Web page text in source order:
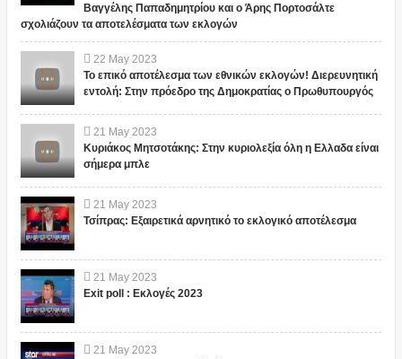
Βαγγέλης Παπαδημητρίου και ο Άρης Πορτοσάλτε
σχολιάζουν τα αποτελέσματα των εκλογών
22 May 2023
Το επικό αποτέλεσμα των εθνικών εκλογών! Διερευνητική
εντολή: Στην πρόεδρο της Δημοκρατίας ο Πρωθυπουργός
21 May 2023
Κυριάκος Μητσοτάκης: Στην κυριολεξία όλη η Ελλαδα είναι
σήμερα μπλε
21 May 2023
Τσίπρας: Εξαιρετικά αρνητικό το εκλογικό αποτέλεσμα
21 May 2023
Exit poll : Εκλογές 2023
21 May 2023